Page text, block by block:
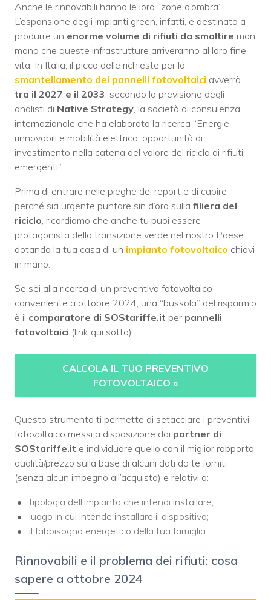
Anche le rinnovabili hanno le loro “zone d’ombra”.
L’espansione degli impianti green, infatti, è destinata a
produrre un enorme volume di rifiuti da smaltire man
mano che queste infrastrutture arriveranno al loro fine
vita. In Italia, il picco delle richieste per lo
smantellamento dei pannelli fotovoltaici avverrà
tra il 2027 e il 2033, secondo la previsione degli
analisti di Native Strategy, la società di consulenza
internazionale che ha elaborato la ricerca “Energie
rinnovabili e mobilità elettrica: opportunità di
investimento nella catena del valore del riciclo di rifiuti
emergenti”.
Prima di entrare nelle pieghe del report e di capire
perché sia urgente puntare sin d’ora sulla filiera del
riciclo, ricordiamo che anche tu puoi essere
protagonista della transizione verde nel nostro Paese
dotando la tua casa di un impianto fotovoltaico chiavi
in mano.
Se sei alla ricerca di un preventivo fotovoltaico
conveniente a ottobre 2024, una “bussola” del risparmio
è il comparatore di SOStariffe.it per pannelli
fotovoltaici (link qui sotto).
CALCOLA IL TUO PREVENTIVO
FOTOVOLTAICO »
Questo strumento ti permette di setacciare i preventivi
fotovoltaico messi a disposizione dai partner di
SOStariffe.it e individuare quello con il miglior rapporto
qualità/prezzo sulla base di alcuni dati da te forniti
(senza alcun impegno all’acquisto) e relativi a:
tipologia dell’impianto che intendi installare;
luogo in cui intende installare il dispositivo;
il fabbisogno energetico della tua famiglia.
Rinnovabili e il problema dei rifiuti: cosa
sapere a ottobre 2024